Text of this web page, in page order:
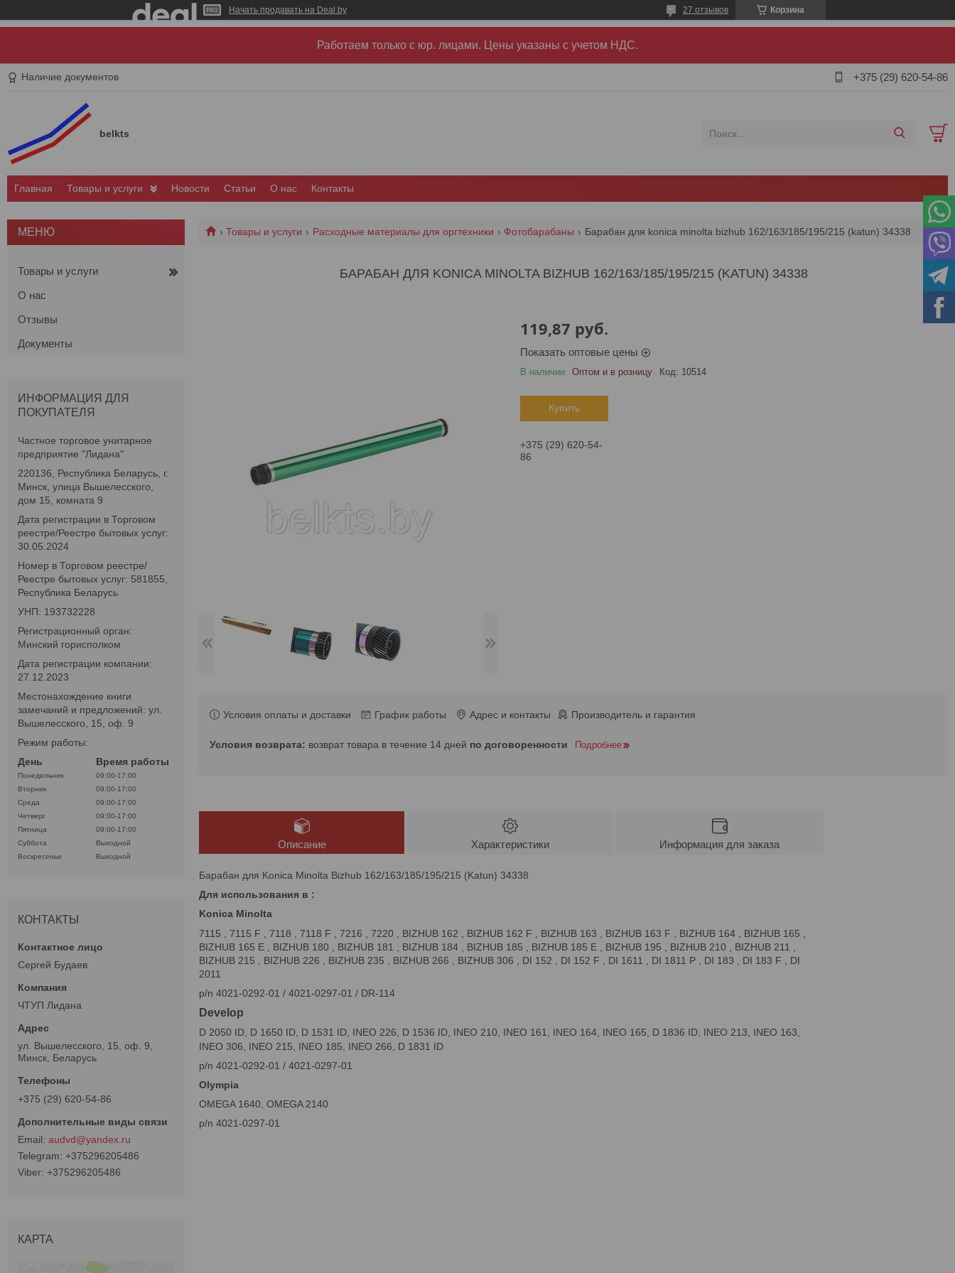
Начать продавать на Deal.by Корзина
27 отзывов
Работаем только с юр. лицами. Цены указаны c учетом НДС.
Наличие документов +375 (29) 620-54-86
belkts
Главная Товары и услуги Новости Статьи О нас Контакты
Товары и услуги Расходные материалы для оргтехники Фотобарабаны Барабан для konica minolta bizhub 162/163/185/195/215 (katun) 34338
БАРАБАН ДЛЯ KONICA MINOLTA BIZHUB 162/163/185/195/215 (KATUN) 34338
119,87 руб.
Показать оптовые цены
В наличии Оптом и в розницу Код: 10514
Купить
+375 (29) 620-54-
86
Условия оплаты и доставки График работы Адрес и контакты Производитель и гарантия
возврат товара в течение 14 дней по договоренности Подробнее
Описание Характеристики Информация для заказа
Барабан для Konica Minolta Bizhub 162/163/185/195/215 (Katun) 34338
Для использования в :
Konica Minolta​
7115 , 7115 F , 7118 , 7118 F , 7216 , 7220 , BIZHUB 162 , BIZHUB 162 F , BIZHUB 163 , BIZHUB 163 F , BIZHUB 164 , BIZHUB 165 ,
BIZHUB 165 E , BIZHUB 180 , BIZHUB 181 , BIZHUB 184 , BIZHUB 185 , BIZHUB 185 E , BIZHUB 195 , BIZHUB 210 , BIZHUB 211 ,
BIZHUB 215 , BIZHUB 226 , BIZHUB 235 , BIZHUB 266 , BIZHUB 306 , DI 152 , DI 152 F , DI 1611 , DI 1811 P , DI 183 , DI 183 F , DI
2011
p/n 4021-0292-01 / 4021-0297-01 / DR-114
Develop
D 2050 ID, D 1650 ID, D 1531 ID, INEO 226, D 1536 ID, INEO 210, INEO 161, INEO 164, INEO 165, D 1836 ID, INEO 213, INEO 163,
INEO 306, INEO 215, INEO 185, INEO 266, D 1831 ID
p/n 4021-0292-01 / 4021-0297-01
Olympia
OMEGA 1640, OMEGA 2140
p/n 4021-0297-01
Товары и услуги
О нас
Отзывы
Документы
ИНФОРМАЦИЯ ДЛЯ
ПОКУПАТЕЛЯ
Частное торговое унитарное
предприятие "Лидана"
220136, Республика Беларусь, г.
Минск, улица Вышелесского,
дом 15, комната 9
Дата регистрации в Торговом
реестре/Реестре бытовых услуг:
30.05.2024
Номер в Торговом реестре/
Реестре бытовых услуг: 581855,
Республика Беларусь
УНП: 193732228
Регистрационный орган:
Минский горисполком
Дата регистрации компании:
27.12.2023
Местонахождение книги
замечаний и предложений: ул.
Вышелесского, 15, оф. 9
Режим работы:
День
Время работы
Понедельник
09:00-17:00
Вторник
09:00-17:00
Среда
09:00-17:00
Четверг
09:00-17:00
Пятница
09:00-17:00
Суббота
Выходной
Воскресенье
Выходной
КОНТАКТЫ
Сергей Будаев
ЧТУП Лидана
ул. Вышелесского, 15, оф. 9,
Минск, Беларусь
+375 (29) 620-54-86
audvd@yandex.ru
+375296205486
+375296205486
КАРТА